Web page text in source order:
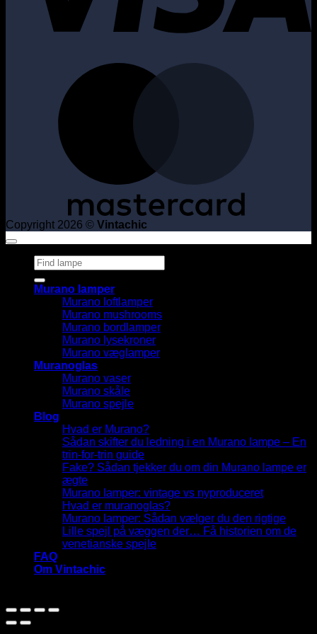
Copyright 2026 © Vintachic
Søg
efter:
Murano lamper
Murano loftlamper
Murano mushrooms
Murano bordlamper
Murano lysekroner
Murano væglamper
Muranoglas
Murano vaser
Murano skåle
Murano spejle
Blog
Hvad er Murano?
Sådan skifter du ledning i en Murano lampe – En
trin-for-trin guide
Fake? Sådan tjekker du om din Murano lampe er
ægte
Murano lamper: vintage vs nyproduceret
Hvad er muranoglas?
Murano lamper: Sådan vælger du den rigtige
Lille spejl på væggen der… Få historien om de
venetianske spejle
FAQ
Om Vintachic